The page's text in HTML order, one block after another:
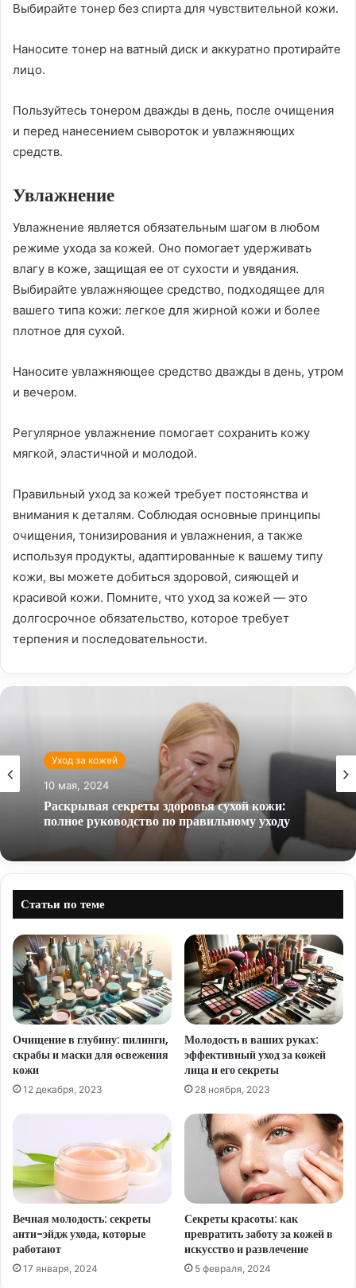
Выбирайте тонер без спирта для чувствительной кожи.
Наносите тонер на ватный диск и аккуратно протирайте
лицо.
Пользуйтесь тонером дважды в день, после очищения
и перед нанесением сывороток и увлажняющих
средств.
Увлажнение
Увлажнение является обязательным шагом в любом
режиме ухода за кожей. Оно помогает удерживать
влагу в коже, защищая ее от сухости и увядания.
Выбирайте увлажняющее средство, подходящее для
вашего типа кожи: легкое для жирной кожи и более
плотное для сухой.
Наносите увлажняющее средство дважды в день, утром
и вечером.
Регулярное увлажнение помогает сохранить кожу
мягкой, эластичной и молодой.
Правильный уход за кожей требует постоянства и
внимания к деталям. Соблюдая основные принципы
очищения, тонизирования и увлажнения, а также
используя продукты, адаптированные к вашему типу
кожи, вы можете добиться здоровой, сияющей и
красивой кожи. Помните, что уход за кожей — это
долгосрочное обязательство, которое требует
терпения и последовательности.
Уход за кожей
10 мая, 2024
Раскрывая секреты здоровья сухой кожи:
полное руководство по правильному уходу
Статьи по теме
Очищение в глубину: пилинги,
скрабы и маски для освежения
кожи
12 декабря, 2023
Молодость в ваших руках:
эффективный уход за кожей
лица и его секреты
28 ноября, 2023
Вечная молодость: секреты
анти-эйдж ухода, которые
работают
17 января, 2024
Секреты красоты: как
превратить заботу за кожей в
искусство и развлечение
5 февраля, 2024